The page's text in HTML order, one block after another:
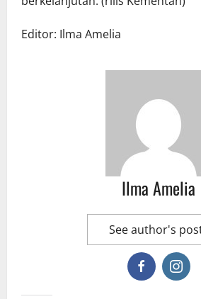
Editor: Ilma Amelia
Ilma Amelia
See author's